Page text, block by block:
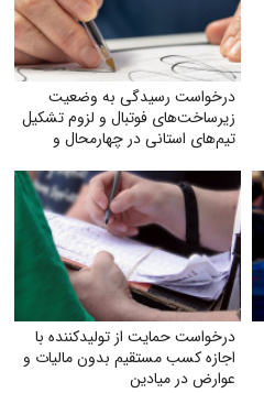
درخواست رسیدگی به وضعیت
زیرساخت‌های فوتبال و لزوم تشکیل
تیم‌های استانی در چهارمحال و
درخواست حمایت از تولیدکننده با
اجازه کسب مستقیم بدون مالیات و
عوارض در میادین